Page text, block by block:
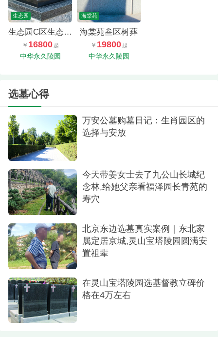
生态园
生态园C区生态卧碑
16800
中华永久陵园
海棠苑
海棠苑叁区树葬
19800
中华永久陵园
选墓心得
万安公墓购墓日记：生肖园区的
选择与安放
今天带姜女士去了九公山长城纪
念林,给她父亲看福泽园长青苑的
寿穴
北京东边选墓真实案例｜东北家
属定居京城,灵山宝塔陵园圆满安
置祖辈
在灵山宝塔陵园选基督教立碑价
格在4万左右